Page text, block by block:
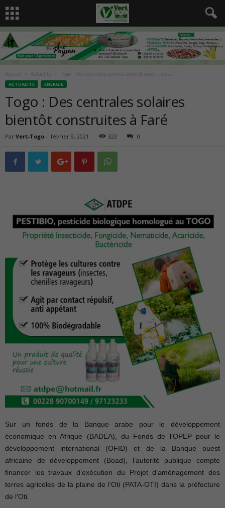
Togo : Des centrales solaires bientôt construites à...
ACTUALITÉ ENERGIE
Togo : Des centrales solaires
bientôt construites à Faré
Par Vert-Togo - février 9, 2021 323 0
Sur un fonds de la Banque arabe pour le développement
économique en Afrique (BADEA), du Fonds de l’OPEP pour le
développement international (OFID) et de la Banque ouest
africaine de développement (Boad), l’autorité publique compte
financer les travaux d’exécution du Projet d’aménagement des
terres agricoles de la plaine de l’Oti (PATA-OTI) dans la préfecture
de l’Oti.